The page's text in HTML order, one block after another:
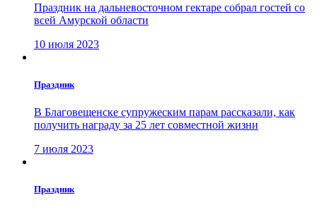
Праздник на дальневосточном гектаре собрал гостей со
всей Амурской области
10 июля 2023
Праздник
В Благовещенске супружеским парам рассказали, как
получить награду за 25 лет совместной жизни
7 июля 2023
Праздник